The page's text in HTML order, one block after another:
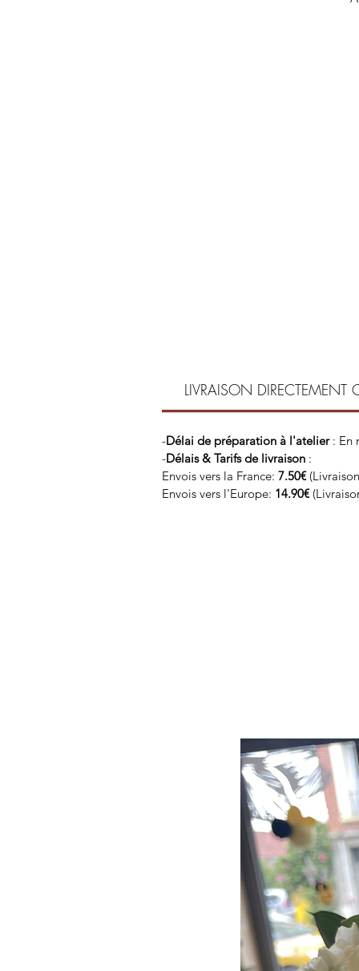
LIVRAISON DIRECTEMENT
-Délai de préparation à l'atelier : En
-Délais & Tarifs de livraison :
Envois vers la France: 7.50€
Envois vers l'Europe: 14.90€